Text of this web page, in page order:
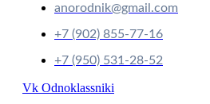
anorodnik@gmail.com
+7 (902) 855-77-16
+7 (950) 531-28-52
Vk Odnoklassniki